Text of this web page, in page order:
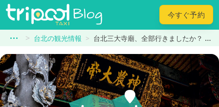
今すぐ予約
台北の観光情報 台北三大寺廟、全部行きましたか？ 大龍峒保安宮の見どころ・参拝方法・アクセスまで完全ガイド